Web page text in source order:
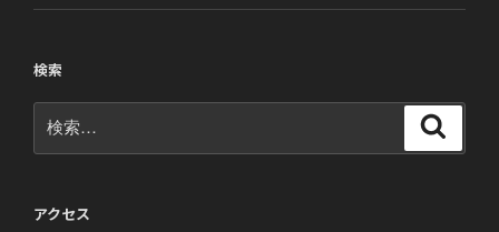
検索
索:
アクセス